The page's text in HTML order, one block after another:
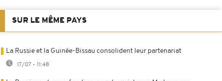
SUR LE MÊME PAYS
La Russie et la Guinée-Bissau consolident leur partenariat
17/07 - 11:48